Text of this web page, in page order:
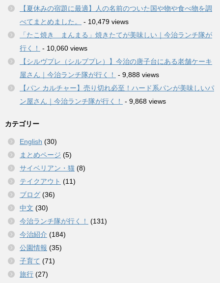
【夏休みの宿題に最適】人の名前のついた国や物や食べ物を調
べてまとめました。
- 10,479 views
「たこ焼き まんまる」焼きたてが美味しい｜今治ランチ隊が
行く！
- 10,060 views
【シルヴプレ（シルブプレ）】今治の唐子台にある老舗ケーキ
屋さん｜今治ランチ隊が行く！
- 9,888 views
【パン カルチャー】売り切れ必至！ハード系パンが美味しいパ
ン屋さん｜今治ランチ隊が行く！
- 9,868 views
カテゴリー
English (30)
まとめページ (5)
サイベリアン・猫 (8)
テイクアウト (11)
ブログ (36)
中文 (30)
今治ランチ隊が行く！
(131)
今治紹介 (184)
公園情報 (35)
子育て (71)
旅行 (27)